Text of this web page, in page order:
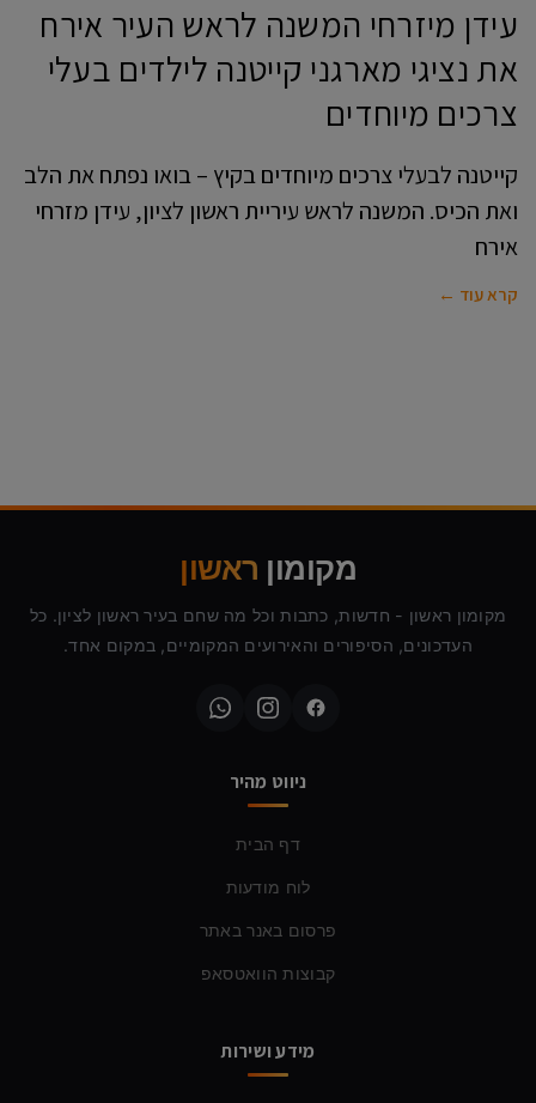
עידן מיזרחי המשנה לראש העיר אירח
את נציגי מארגני קייטנה לילדים בעלי
צרכים מיוחדים
קייטנה לבעלי צרכים מיוחדים בקיץ – בואו נפתח את הלב
ואת הכיס. המשנה לראש עיריית ראשון לציון, עידן מזרחי
אירח
קרא עוד ←
מקומון ראשון
מקומון ראשון - חדשות, כתבות וכל מה שחם בעיר ראשון לציון. כל
העדכונים, הסיפורים והאירועים המקומיים, במקום אחד.
ניווט מהיר
דף הבית
לוח מודעות
פרסום באנר באתר
קבוצות הוואטסאפ
מידע ושירות